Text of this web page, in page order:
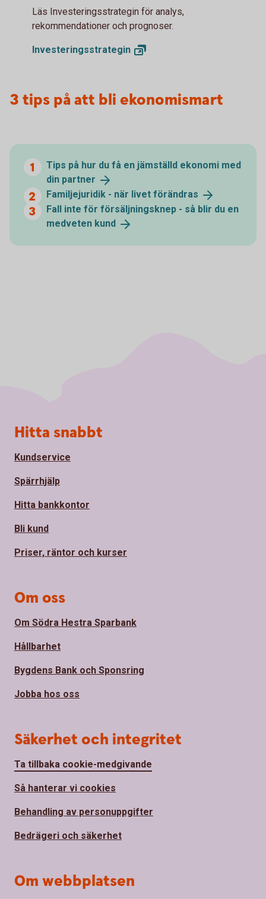
Läs Investeringsstrategin för analys,
rekommendationer och prognoser.
Investeringsstrategin
3 tips på att bli ekonomismart
Tips på hur du få en jämställd ekonomi med
din partner
Familjejuridik - när livet förändras
Fall inte för försäljningsknep - så blir du en
medveten kund
Sidfot
Hitta snabbt
Kundservice
Spärrhjälp
Hitta bankkontor
Bli kund
Priser, räntor och kurser
Om oss
Om Södra Hestra Sparbank
Hållbarhet
Bygdens Bank och Sponsring
Jobba hos oss
Säkerhet och integritet
Ta tillbaka cookie-medgivande
Så hanterar vi cookies
Behandling av personuppgifter
Bedrägeri och säkerhet
Om webbplatsen